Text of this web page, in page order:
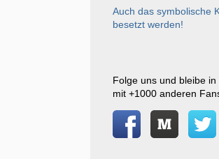
Auch das symbolische
besetzt werden!
Folge uns und bleibe
mit +1000 anderen